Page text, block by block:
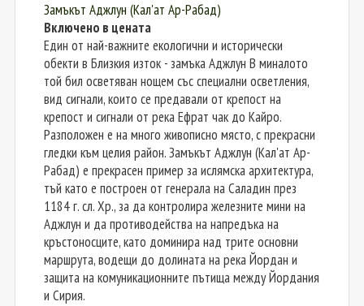
Замъкът Аджлун (Кал'ат Ар-Рабад)
Включено в цената
Един от най-важните екологични и исторически
обекти в Близкия изток - замъка Аджлун В миналото
той бил осветяван нощем със специални осветления,
вид сигнали, които се предавали от крепост на
крепост и сигнали от река Ефрат чак до Кайро.
Разположен е на много живописно място, с прекрасни
гледки към целия район. Замъкът Аджлун (Кал'ат Ар-
Рабад) е прекрасен пример за ислямска архитектура,
тъй като е построен от генерала на Саладин през
1184 г. сл. Хр., за да контролира железните мини на
Аджлун и да противодейства на напредъка на
кръстоносците, като доминира над трите основни
маршрута, водещи до долината на река Йордан и
защита на комуникационните пътища между Йордания
и Сирия.